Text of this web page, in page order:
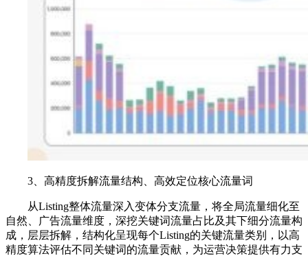
3、高精度拆解流量结构、高效定位核心流量词
从Listing整体流量深入变体分支流量，将全局流量细化至
自然、广告流量维度，深挖关键词流量占比及其下细分流量构
成，层层拆解，结构化呈现每个Listing的关键流量类别，以高
精度算法评估不同关键词的流量贡献，为运营决策提供有力支